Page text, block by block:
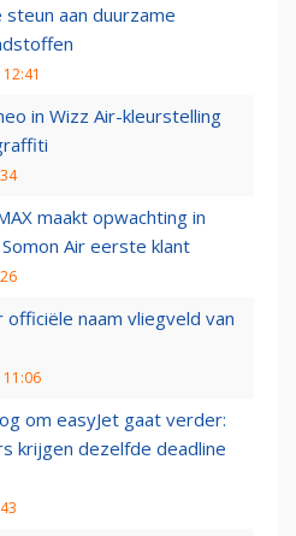
aan duurzame
in Wizz Air-kleurstelling
maakt opwachting in
Air eerste klant
officiële naam vliegveld van
11:06
om easyJet gaat verder:
krijgen dezelfde deadline